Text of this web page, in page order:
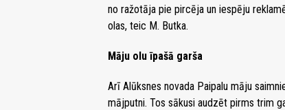
no ražotāja pie pircēja un iespēju
olas, teic M. Butka.
Māju olu īpašā garša
Arī Alūksnes novada Paipalu māju
mājputni. Tos sākusi audzēt pirms trim